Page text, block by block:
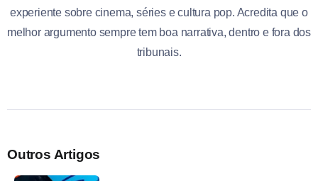
experiente sobre cinema, séries e cultura pop. Acredita que o
melhor argumento sempre tem boa narrativa, dentro e fora dos
tribunais.
Outros Artigos